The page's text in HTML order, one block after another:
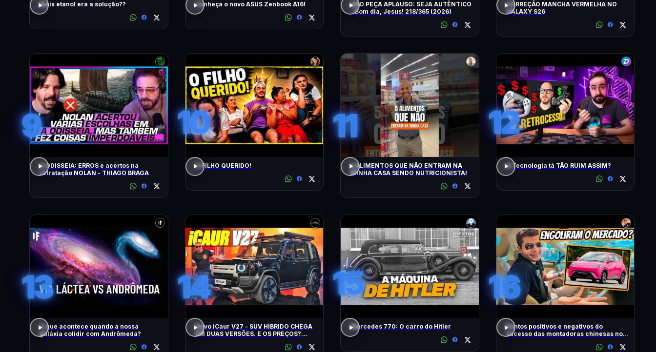
Mais etanol era a solução?? Conheça o novo ASUS Zenbook A16!
NÃO PEÇA APLAUSO: SEJA AUTÊNTICO
- Bom dia, Jesus! 218/365 (2026)
CORREÇÃO MANCHA VERMELHA NO
GALAXY S26
9
A ODISSEIA: ERROS e acertos na
retratação NOLAN - THIAGO BRAGA
10
O FILHO QUERIDO!
11
5 ALIMENTOS QUE NÃO ENTRAM NA
MINHA CASA SENDO NUTRICIONISTA!
12
A Tecnologia tá TÃO RUIM ASSIM?
13
O que acontece quando a nossa
galáxia colidir com Andrômeda?
14
Novo iCaur V27 - SUV HÍBRIDO CHEGA
EM DUAS VERSÕES. E OS PREÇOS?
15
Mercedes 770: O carro do Hitler
16
Pontos positivos e negativos do
sucesso das montadoras chinesas no